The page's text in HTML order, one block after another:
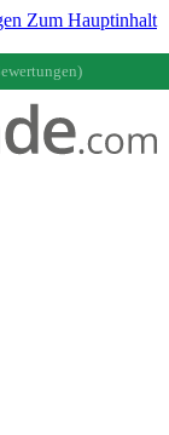
Zum Hauptinhalt